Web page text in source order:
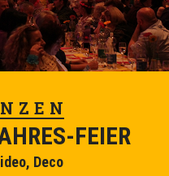
FEIER
Deco